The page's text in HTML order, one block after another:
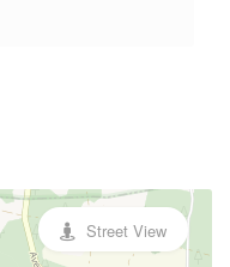
Street View